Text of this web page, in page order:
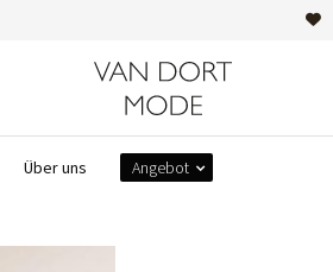
Über uns Angebot